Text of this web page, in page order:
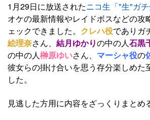
1月29日に放送されたニコ生「"生"ガチ
オケの最新情報やレイドボスなどの攻
ェックできました。 クレハ役でありガ
絵理奈さん、 結月ゆかりの中の人石黒
の中の人榊原ゆいさん、 マーシャ役の
彼女らの掛け合いを思う存分楽しめた
した。
見逃した方用に内容をざっくりまとめ